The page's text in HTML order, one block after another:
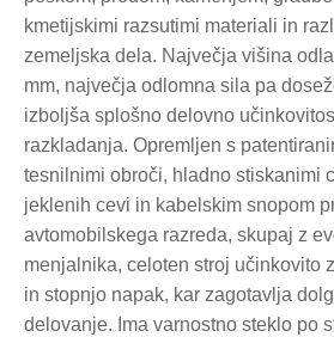
kmetijskimi razsutimi materiali in
zemeljska dela. Največja višina
mm, največja odlomna sila pa
izboljša splošno delovno
razkladanja. Opremljen s
tesnilnimi obroči, hladno stiskanimi
jeklenih cevi in ​​kabelskim snopom
avtomobilskega razreda, skupaj z
menjalnika, celoten stroj učinkovito
in stopnjo napak, kar zagotavlja
delovanje. Ima varnostno steklo po